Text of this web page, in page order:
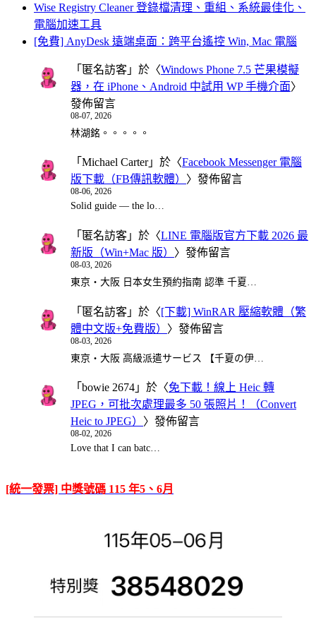
Wise Registry Cleaner 登錄檔清理、重組、系統最佳化、
電腦加速工具
[免費] AnyDesk 遠端桌面：跨平台遙控 Win, Mac 電腦
「 匿名訪客 」於〈Windows Phone 7.5 芒果模擬
器，在 iPhone、Android 中試用 WP 手機介面〉
發佈留言
08-07, 2026
林湖銘。。。。。
「 Michael Carter」於〈Facebook Messenger 電腦
版下載（FB傳訊軟體） 〉發佈留言
08-06, 2026
Solid guide — the lo…
「 匿名訪客 」於〈LINE 電腦版官方下載 2026 最
新版（Win+Mac 版） 〉發佈留言
08-03, 2026
東京・大阪 日本女生預約指南 認準 千夏…
「 匿名訪客 」於〈[下載] WinRAR 壓縮軟體（繁
體中文版+免費版） 〉發佈留言
08-03, 2026
東京・大阪 高級派遣サービス 【千夏の伊…
「 bowie 2674 」於〈免下載！線上 Heic 轉
JPEG，可批次處理最多 50 張照片！（Convert
Heic to JPEG） 〉發佈留言
08-02, 2026
Love that I can batc…
[統一發票] 中獎號碼 115 年5、6月